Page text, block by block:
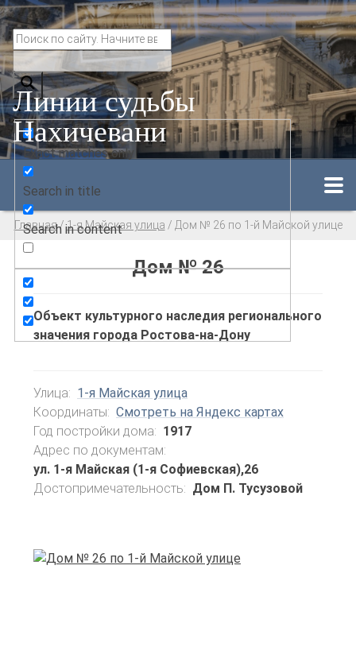
Линии судьбы
Нахичевани
Exact matches only
Search in title
Search in content
Главная/1-я Майская улица / Дом № 26 по 1-й Майской улице
Дом № 26
Объект культурного наследия регионального
значения города Ростова-на-Дону
Улица: 1-я Майская улица
Координаты: Смотреть на Яндекс картах
Год постройки дома: 1917
Адрес по документам:
ул. 1-я Майская (1-я Софиевская),26
Достопримечательность: Дом П. Тусузовой